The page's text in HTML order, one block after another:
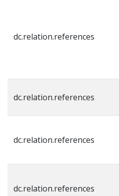
dc.relation.references
dc.relation.references
dc.relation.references
dc.relation.references